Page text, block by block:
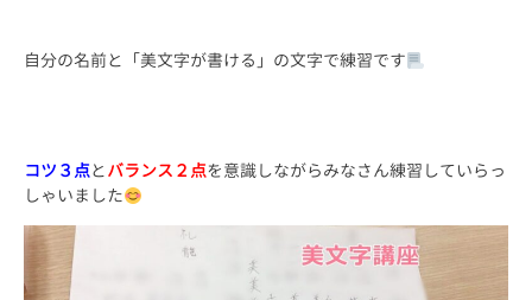
自分の名前と「美文字が書ける」の文字で練習です
コツ３点とバランス２点を意識しながらみなさん練習していらっ
しゃいました